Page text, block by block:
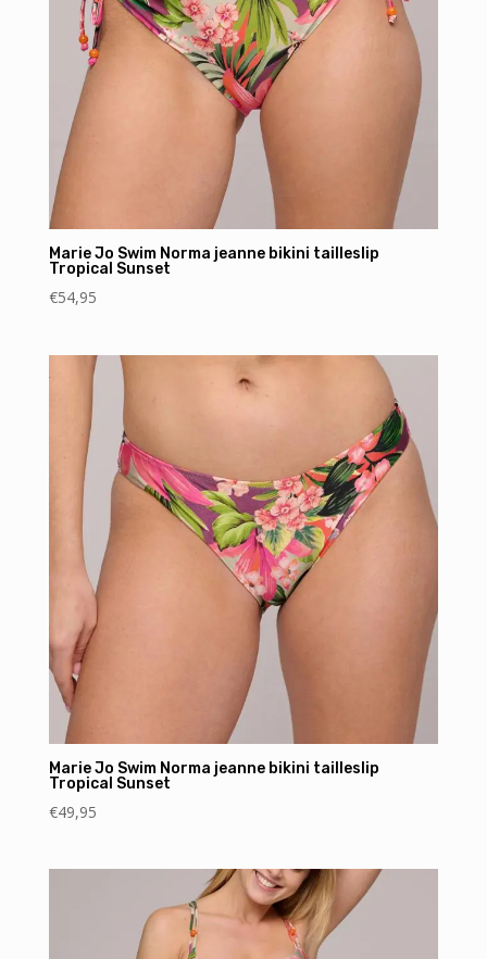
Marie Jo Swim Norma jeanne bikini tailleslip
Tropical Sunset
€54,95
Marie Jo Swim Norma jeanne bikini tailleslip
Tropical Sunset
€49,95